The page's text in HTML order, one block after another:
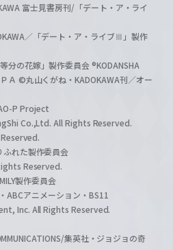
富士見書房刊/「デート・ア・ライ
／「デート・ア・ライブⅢ」製作
分の花嫁」製作委員会 ®KODANSHA
Ａ ©丸山くがね・KADOKAWA刊／オー
P Project
Co.,Ltd. All Rights Reserved.
れた製作委員会
Reserved.
製作委員会
アニメーション・BS11
Inc. All Rights Reserved.
集英社・ジョジョの奇